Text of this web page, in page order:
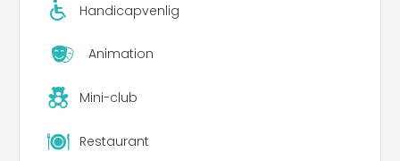
Handicapvenlig
Animation
Mini-club
Restaurant